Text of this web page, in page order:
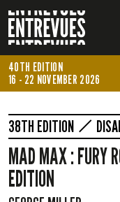
40TH EDITION
16 - 22 NOVEMBER 2026
38TH EDITION
MAD MAX : FURY
EDITION